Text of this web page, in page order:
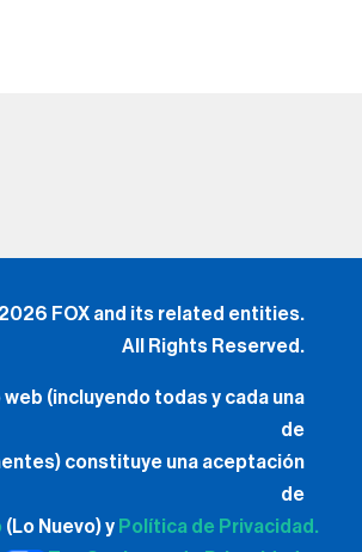
FOX and its related entities.
All Rights Reserved.
(incluyendo todas y cada una
de
constituye una aceptación
de
(Lo Nuevo) y Política de Privacidad.